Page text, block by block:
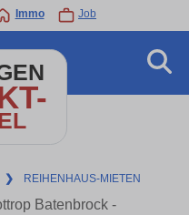
Immo Job
❯ REIHENHAUS-MIETEN
Batenbrock -